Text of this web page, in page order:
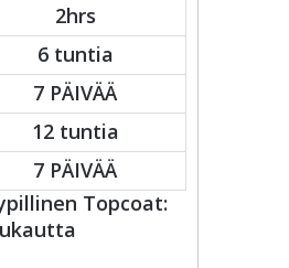
2hrs
6 tuntia
7 PÄIVÄÄ
12 tuntia
7 PÄIVÄÄ
Topcoat: